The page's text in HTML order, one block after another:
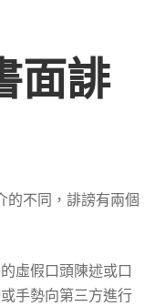
面誹
的不同，誹謗有兩個
虛假口頭陳述或口
手勢向第三方進行